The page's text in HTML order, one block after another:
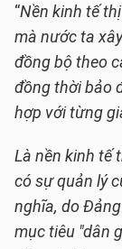
“Nền kinh tế
mà nước ta
đồng bộ theo
đồng thời bảo
hợp với từng
Là nền kinh tế
có sự quản lý
nghĩa, do
mục tiêu "dân